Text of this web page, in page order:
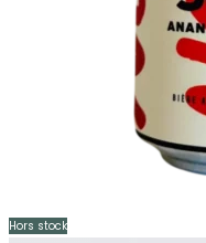
Hors stock